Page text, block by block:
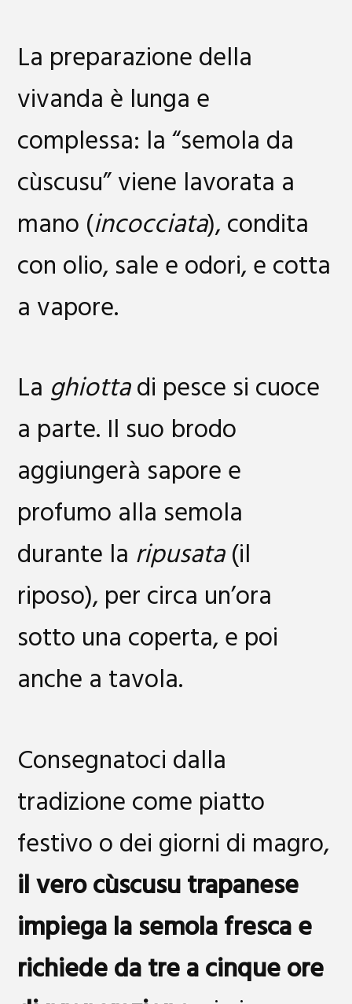
La preparazione della
vivanda è lunga e
complessa: la “semola da
cùscusu” viene lavorata a
mano (incocciata), condita
con olio, sale e odori, e cotta
a vapore.
La ghiottadi pesce si cuoce
a parte. Il suo brodo
aggiungerà sapore e
profumo alla semola
durante la ripusata(il
riposo), per circa un’ora
sotto una coperta, e poi
anche a tavola.
Consegnatoci dalla
tradizione come piatto
festivo o dei giorni di magro,
il vero cùscusu trapanese
impiega la semola fresca e
richiede da tre a cinque ore